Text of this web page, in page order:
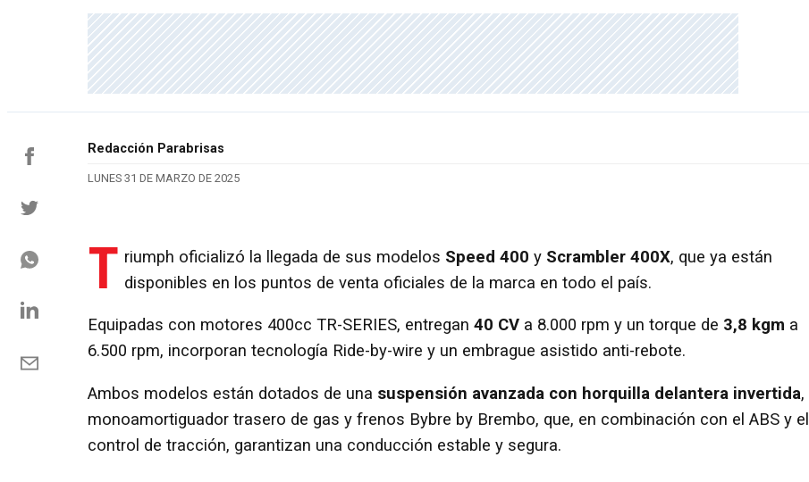
Redacción Parabrisas
LUNES 31 DE MARZO DE 2025
T riumph oficializó la llegada de sus modelos Speed 400 y Scrambler 400X, que ya están
disponibles en los puntos de venta oficiales de la marca en todo el país.
Equipadas con motores 400cc TR-SERIES, entregan 40 CV a 8.000 rpm y un torque de 3,8 kgm a
6.500 rpm, incorporan tecnología Ride-by-wire y un embrague asistido anti-rebote.
Ambos modelos están dotados de una suspensión avanzada con horquilla delantera invertida,
monoamortiguador trasero de gas y frenos Bybre by Brembo, que, en combinación con el ABS y el
control de tracción, garantizan una conducción estable y segura.